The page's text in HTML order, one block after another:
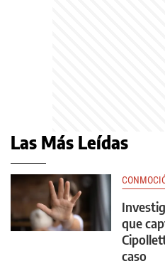
Las Más Leídas
que
caso